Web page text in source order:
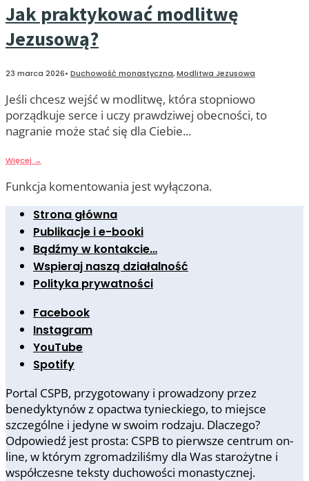
Jak praktykować modlitwę
Jezusową?
23 marca 2026• Duchowość monastyczna,Modlitwa Jezusowa
Jeśli chcesz wejść w modlitwę, która stopniowo
porządkuje serce i uczy prawdziwej obecności, to
nagranie może stać się dla Ciebie...
Więcej →
Funkcja komentowania jest wyłączona.
Strona główna
Publikacje i e-booki
Bądźmy w kontakcie…
Wspieraj naszą działalność
Polityka prywatności
Facebook
Instagram
YouTube
Spotify
Portal CSPB, przygotowany i prowadzony przez
benedyktynów z opactwa tynieckiego, to miejsce
szczególne i jedyne w swoim rodzaju. Dlaczego?
Odpowiedź jest prosta: CSPB to pierwsze centrum on-
line, w którym zgromadziliśmy dla Was starożytne i
współczesne teksty duchowości monastycznej.